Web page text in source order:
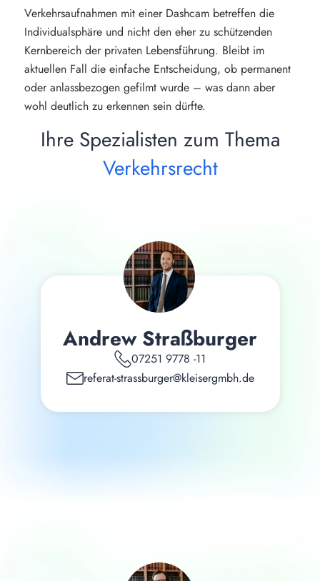
Verkehrsaufnahmen mit einer Dashcam betreffen die
Individualsphäre und nicht den eher zu schützenden
Kernbereich der privaten Lebensführung. Bleibt im
aktuellen Fall die einfache Entscheidung, ob permanent
oder anlassbezogen gefilmt wurde – was dann aber
wohl deutlich zu erkennen sein dürfte.
Ihre Spezialisten zum Thema
Verkehrsrecht
Andrew Straßburger
07251 9778 -11
referat-strassburger@kleisergmbh.de